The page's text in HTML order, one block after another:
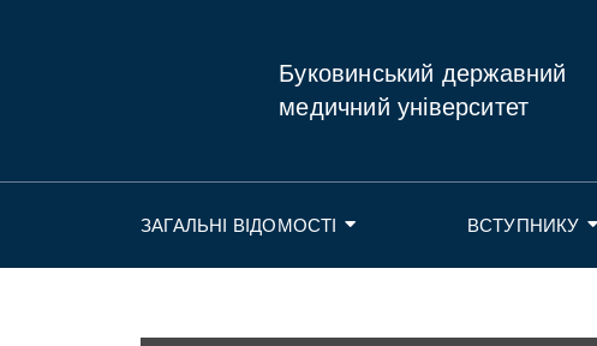
Буковинський державний
медичний університет
ЗАГАЛЬНІ ВІДОМОСТІ ВСТУПНИКУ